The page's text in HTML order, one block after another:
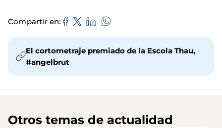
Compartir en
El cortometraje premiado de la Escola Thau,
#angelbrut
Otros temas de actualidad